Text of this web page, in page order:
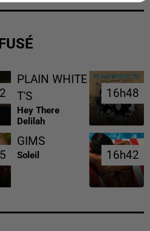
PLAIN WHITE
T'S
Hey There
Delilah
16h48
16h48
GIMS
Soleil 16h42
16h42